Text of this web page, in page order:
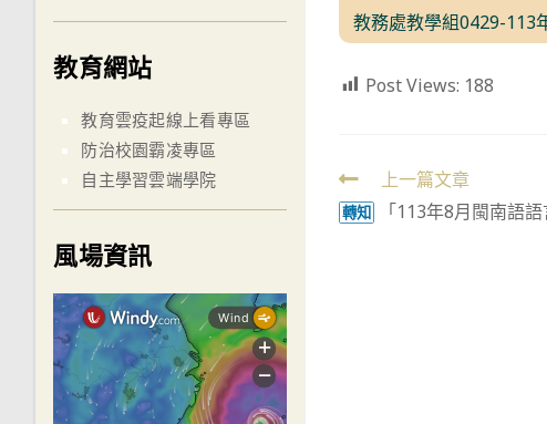
教務處教學組0429-113
Post Views: 188
Read
more
上一篇文章
轉知 「113年8月閩南語
教育網站
教育雲疫起線上看專區
防治校園霸凌專區
自主學習雲端學院
風場資訊